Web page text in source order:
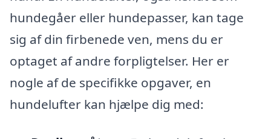
hundegåer eller hundepasser, kan tage
sig af din firbenede ven, mens du er
optaget af andre forpligtelser. Her er
nogle af de specifikke opgaver, en
hundelufter kan hjælpe dig med: